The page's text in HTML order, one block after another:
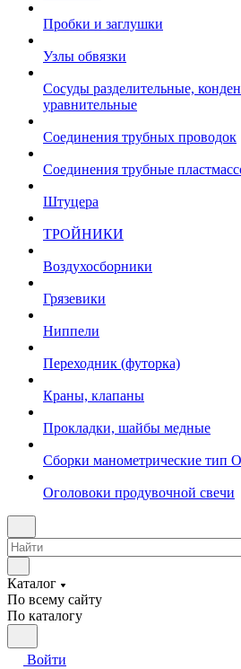
Пробки и заглушки
Узлы обвязки
Сосуды разделительные,
уравнительные
Соединения трубных проводок
Соединения трубные
Штуцера
ТРОЙНИКИ
Воздухосборники
Грязевики
Ниппели
Переходник (футорка)
Краны, клапаны
Прокладки, шайбы медные
Сборки манометрические тип
Оголовоки продувочной свечи
Каталог
По всему сайту
По каталогу
Войти